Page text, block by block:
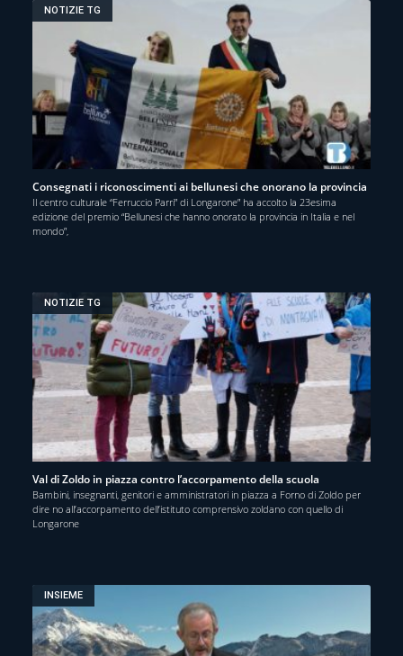
NOTIZIE TG
Consegnati i riconoscimenti ai bellunesi che onorano la provincia
Il centro culturale “Ferruccio Parri” di Longarone” ha accolto la 23esima
edizione del premio “Bellunesi che hanno onorato la provincia in Italia e nel
mondo”,
NOTIZIE TG
Val di Zoldo in piazza contro l’accorpamento della scuola
Bambini, insegnanti, genitori e amministratori in piazza a Forno di Zoldo per
dire no all’accorpamento dell’istituto comprensivo zoldano con quello di
Longarone
INSIEME